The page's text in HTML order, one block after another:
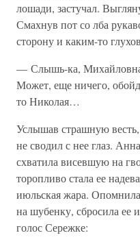
лошади, застучал.
Смахнув пот со лба
сторону и каким-то
— Слышь-ка,
Может, еще ничего,
то Николая…
Услышав страшную
не сводил с нее глаз.
схватила висевшую на
торопливо стала ее
июльская жара.
на шубенку, сбросила ее
голос Сережке: